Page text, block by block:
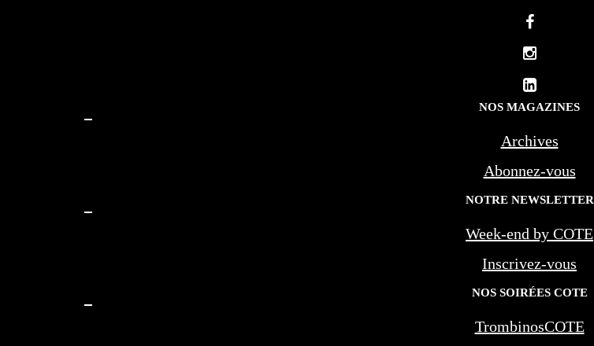
NOS MAGAZINES
Archives
Abonnez-vous
NOTRE NEWSLETTER
Week-end by COTE
Inscrivez-vous
NOS SOIRÉES COTE
TrombinosCOTE